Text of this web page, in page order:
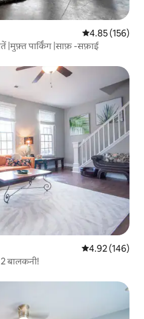
औसत रेटिंग 5 में से
4.85 (156)
|मुफ़्त पार्किंग |साफ़ -सफ़ाई
औसत रेटिंग 5 में से
4.92 (146)
बालकनी!